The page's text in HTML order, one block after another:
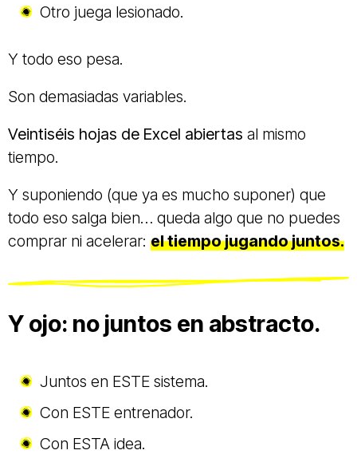
Otro juega lesionado.
Y todo eso pesa.
Son demasiadas variables.
Veintiséis hojas de Excel abiertas al mismo
tiempo.
Y suponiendo (que ya es mucho suponer) que
todo eso salga bien… queda algo que no puedes
comprar ni acelerar: eltiempo jugando juntos.
Y ojo: no juntos en abstracto.
Juntos en ESTE sistema.
Con ESTE entrenador.
Con ESTA idea.